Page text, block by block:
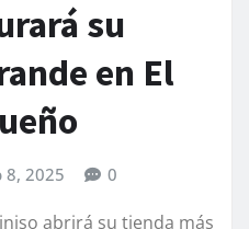
su
en El
8, 2025 0
abrirá su tienda más